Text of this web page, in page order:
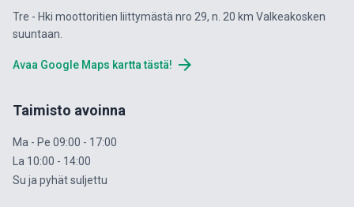
Tre - Hki moottoritien liittymästä nro 29, n. 20 km Valkeakosken
suuntaan.
Avaa Google Maps kartta tästä! arrow_forward
Taimisto avoinna
Ma - Pe 09:00 - 17:00
La 10:00 - 14:00
Su ja pyhät suljettu